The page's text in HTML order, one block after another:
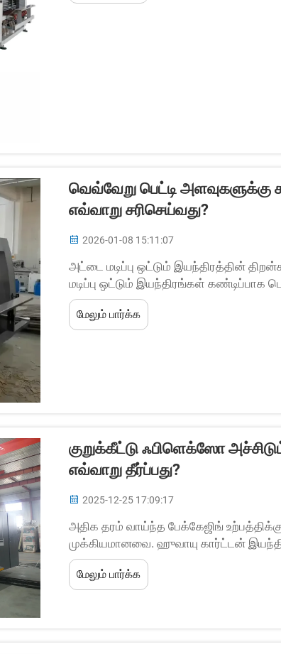
வெவ்வேறு பெட்டி
எவ்வாறு சரிசெய்வது?
2026-01-08 15:11:07
அட்டை மடிப்பு ஒட்டும் இயந்திரத்தின்
மடிப்பு ஒட்டும் இயந்திரங்கள் கண்டிப்பாக
அவை என்ன கையாள முடியும் என்பதில் உடல்
கட்டுப்பாடுகளைக் கொண்டுள்ளன.
மேலும் பார்க்க
குறுக்கீட்டு ஃபிளெக்ஸோ
எவ்வாறு தீர்ப்பது?
2025-12-25 17:09:17
அதிக தரம் வாய்ந்த பேக்கேஜிங்
முக்கியமானவை. ஹுவாயு கார்ட்டன்
இருக்கும்படி நாங்கள் எங்கள்
பொதுவான செயல்பாட்டு சவால்களை
மேலும் பார்க்க